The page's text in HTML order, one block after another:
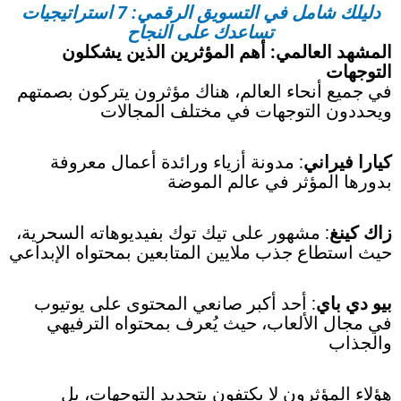
دليلك شامل في التسويق الرقمي: 7 استراتيجيات
تساعدك على النجاح
المشهد العالمي: أهم المؤثرين الذين يشكلون
التوجهات
في جميع أنحاء العالم، هناك مؤثرون يتركون بصمتهم
ويحددون التوجهات في مختلف المجالات
كيارا فيراني: مدونة أزياء ورائدة أعمال معروفة
بدورها المؤثر في عالم الموضة
زاك كينغ: مشهور على تيك توك بفيديوهاته السحرية،
حيث استطاع جذب ملايين المتابعين بمحتواه الإبداعي
بيو دي باي: أحد أكبر صانعي المحتوى على يوتيوب
في مجال الألعاب، حيث يُعرف بمحتواه الترفيهي
والجذاب
هؤلاء المؤثرون لا يكتفون بتحديد التوجهات، بل